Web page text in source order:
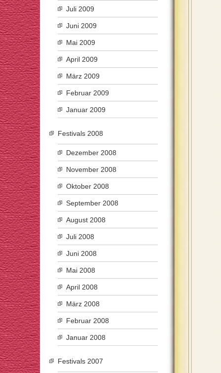
Juli 2009
Juni 2009
Mai 2009
April 2009
März 2009
Februar 2009
Januar 2009
Festivals 2008
Dezember 2008
November 2008
Oktober 2008
September 2008
August 2008
Juli 2008
Juni 2008
Mai 2008
April 2008
März 2008
Februar 2008
Januar 2008
Festivals 2007